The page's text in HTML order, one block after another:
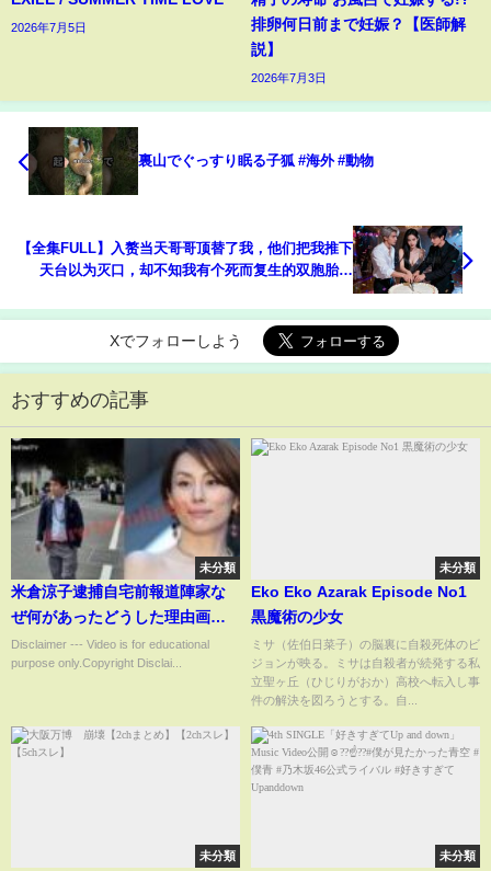
2026年7月5日
排卵何日前まで妊娠？【医師解
説】
2026年7月3日
裏山でぐっすり眠る子狐 #海外 #動物
【全集FULL】入赘当天哥哥顶替了我，他们把我推下
天台以为灭口，却不知我有个死而复生的双胞胎哥
Xでフォローしよう
おすすめの記事
未分類
米倉涼子逮捕自宅前報道陣家な
ぜ何があったどうした理由画像
話題IH伊藤英明ゴンサロ・クエ
ッショ交際恋人元カレ彼氏名前
Disclaimer --- Video is for educational
purpose only.Copyright Disclai...
未分類
Eko Eko Azarak Episode No1
黒魔術の少女
ミサ（佐伯日菜子）の脳裏に自殺死体のビ
ジョンが映る。ミサは自殺者が続発する私
立聖ヶ丘（ひじりがおか）高校へ転入し事
件の解決を図ろうとする。自...
未分類 未分類